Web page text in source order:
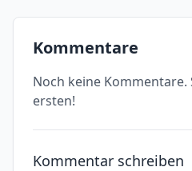
Kommentare
Noch keine Kommentare.
ersten!
Kommentar schreiben